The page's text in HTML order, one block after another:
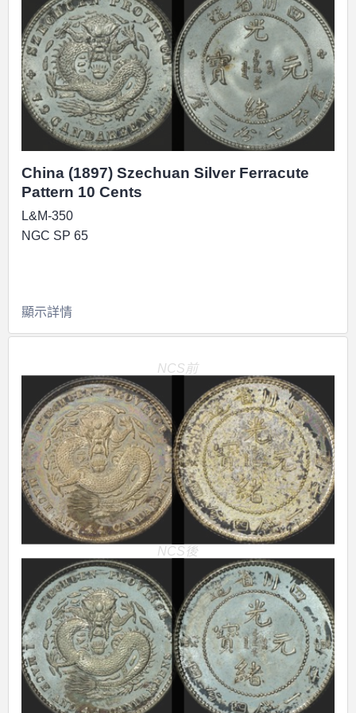
China (1897) Szechuan Silver Ferracute
Pattern 10 Cents
L&M-350
NGC SP 65
顯示詳情
NCS前
NCS後